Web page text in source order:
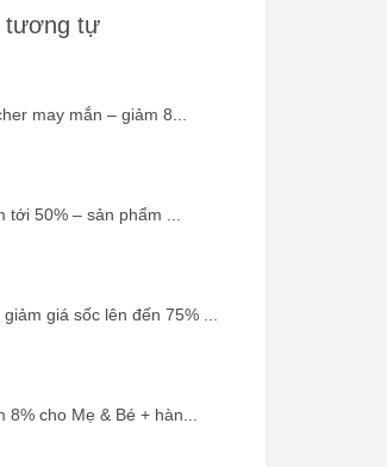
tương tự
may mắn – giảm 8...
tới 50% – sản phẩm ...
giảm giá sốc lên đến 75% ...
8% cho Mẹ & Bé + hàn...